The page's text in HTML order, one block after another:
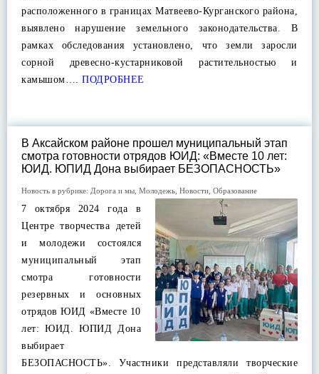
расположенного в границах Матвеево-Курганского района,
выявлено нарушение земельного законодательства. В
рамках обследования установлено, что земли заросли
сорной древесно-кустарниковой растительностью и
камышом…. ПОДРОБНЕЕ
В Аксайском районе прошел муниципальный этап
смотра готовности отрядов ЮИД: «Вместе 10 лет:
ЮИД. ЮПИД Дона выбирает БЕЗОПАСНОСТЬ»
Новость в рубрике: Дорога и мы Молодежь Новости Образование
7 октября 2024 года в
Центре творчества детей
и молодежи состоялся
муниципальный этап
смотра готовности
резервных и основных
отрядов ЮИД «Вместе 10
лет: ЮИД. ЮПИД Дона
выбирает
БЕЗОПАСНОСТЬ». Участники представляли творческие